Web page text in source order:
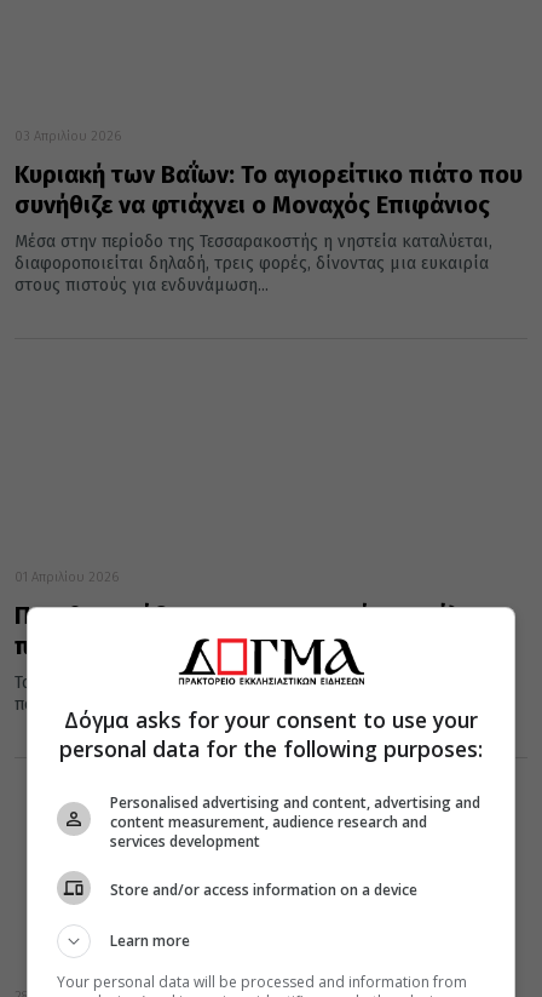
03 Απριλίου 2026
Κυριακή των Βαΐων: Το αγιορείτικο πιάτο που
συνήθιζε να φτιάχνει ο Μοναχός Επιφάνιος
Μέσα στην περίοδο της Τεσσαρακοστής η νηστεία καταλύεται,
διαφοροποιείται δηλαδή, τρεις φορές, δίνοντας μια ευκαιρία
στους πιστούς για ενδυνάμωση...
01 Απριλίου 2026
Πως θα φτιάξετε σαρακοστιανό παστέλι
πλούσιο σε βιταμίνη Ε
Το τονοτικό και πλούσιο σε βιταμίνη Ε, παστέλι, είναι ένα σνακ
που διακρίνεται επίσης για την περιεκτικότητά του σε...
Δόγμα asks for your consent to use your
personal data for the following purposes:
Personalised advertising and content, advertising and
content measurement, audience research and
services development
Store and/or access information on a device
Learn more
Your personal data will be processed and information from